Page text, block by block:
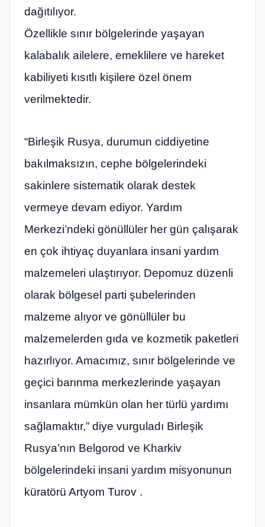
dağıtılıyor.
Özellikle sınır bölgelerinde yaşayan
kalabalık ailelere, emeklilere ve hareket
kabiliyeti kısıtlı kişilere özel önem
verilmektedir.
“Birleşik Rusya, durumun ciddiyetine
bakılmaksızın, cephe bölgelerindeki
sakinlere sistematik olarak destek
vermeye devam ediyor. Yardım
Merkezi’ndeki gönüllüler her gün çalışarak
en çok ihtiyaç duyanlara insani yardım
malzemeleri ulaştırıyor. Depomuz düzenli
olarak bölgesel parti şubelerinden
malzeme alıyor ve gönüllüler bu
malzemelerden gıda ve kozmetik paketleri
hazırlıyor. Amacımız, sınır bölgelerinde ve
geçici barınma merkezlerinde yaşayan
insanlara mümkün olan her türlü yardımı
sağlamaktır,” diye vurguladı Birleşik
Rusya’nın Belgorod ve Kharkiv
bölgelerindeki insani yardım misyonunun
küratörü Artyom Turov .